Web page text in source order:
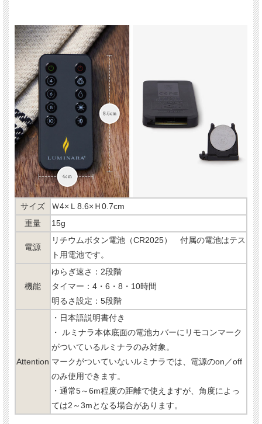
サイズ
Ｗ4×Ｌ8.6×Ｈ0.7cm
重量
15g
電源
リチウムボタン電池（CR2025） 付属の電池はテス
ト用電池です。
機能
ゆらぎ速さ：2段階
タイマー：4・6・8・10時間
明るさ設定：5段階
Attention
・日本語説明書付き
・ ルミナラ本体底面の電池カバーにリモコンマーク
がついているルミナラのみ対象。
マークがついていないルミナラでは、電源のon／off
のみ使用できます。
・通常5～6m程度の距離で使えますが、角度によっ
ては2～3mとなる場合があります。